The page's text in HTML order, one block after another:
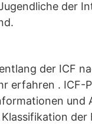
der
der ICF
erfahren . ICF-
und